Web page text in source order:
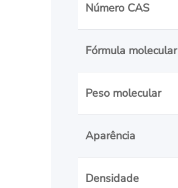
Número CAS
Fórmula molecular
Peso molecular
Aparência
Densidade